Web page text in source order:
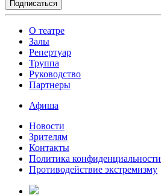
О театре
Залы
Репертуар
Труппа
Руководство
Партнеры
Афиша
Новости
Зрителям
Контакты
Политика конфиденциальности
Противодействие экстремизму